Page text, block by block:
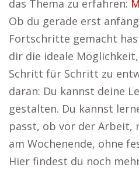
das Thema zu erfahren:
Ob du gerade erst
Fortschritte gemacht
dir die ideale
Schritt für Schritt zu
daran: Du kannst deine
gestalten. Du kannst
passt, ob vor der Arbeit,
am Wochenende, ohne
Hier findest du noch